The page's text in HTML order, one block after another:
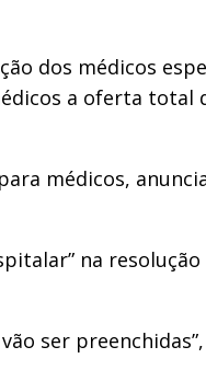
dos médicos
a oferta total
médicos,
na
ser